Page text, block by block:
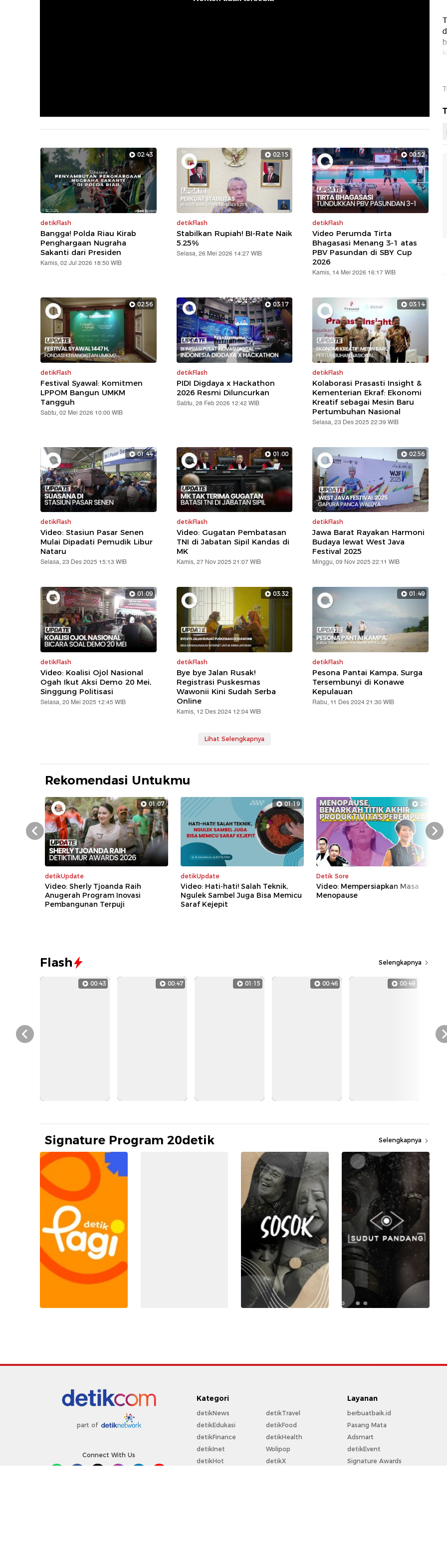
02:43
detikFlash
Bangga! Polda Riau Kirab
Penghargaan Nugraha
Sakanti dari Presiden
Kamis, 02 Jul 2026 18:50 WIB
02:15
detikFlash
Stabilkan Rupiah! BI-Rate Naik
5.25%
Selasa, 26 Mei 2026 14:27 WIB
00:52
detikFlash
Video Perumda Tirta
Bhagasasi Menang 3-1 atas
PBV Pasundan di SBY Cup
2026
Kamis, 14 Mei 2026 16:17 WIB
02:56
detikFlash
Festival Syawal: Komitmen
LPPOM Bangun UMKM
Tangguh
Sabtu, 02 Mei 2026 10:00 WIB
03:17
detikFlash
PIDI Digdaya x Hackathon
2026 Resmi Diluncurkan
Sabtu, 28 Feb 2026 12:42 WIB
03:14
detikFlash
Kolaborasi Prasasti Insight &
Kementerian Ekraf: Ekonomi
Kreatif sebagai Mesin Baru
Pertumbuhan Nasional
Selasa, 23 Des 2025 22:39 WIB
01:44
detikFlash
Video: Stasiun Pasar Senen
Mulai Dipadati Pemudik Libur
Nataru
Selasa, 23 Des 2025 15:13 WIB
01:00
detikFlash
Video: Gugatan Pembatasan
TNI di Jabatan Sipil Kandas di
MK
Kamis, 27 Nov 2025 21:07 WIB
02:56
detikFlash
Jawa Barat Rayakan Harmoni
Budaya lewat West Java
Festival 2025
Minggu, 09 Nov 2025 22:11 WIB
01:09
detikFlash
Video: Koalisi Ojol Nasional
Ogah Ikut Aksi Demo 20 Mei,
Singgung Politisasi
Selasa, 20 Mei 2025 12:45 WIB
03:32
detikFlash
Bye bye Jalan Rusak!
Registrasi Puskesmas
Wawonii Kini Sudah Serba
Online
Kamis, 12 Des 2024 12:04 WIB
01:49
detikFlash
Pesona Pantai Kampa, Surga
Tersembunyi di Konawe
Kepulauan
Rabu, 11 Des 2024 21:30 WIB
Lihat Selengkapnya
Rekomendasi Untukmu
01:07
detikUpdate
Video: Sherly Tjoanda Raih
Anugerah Program Inovasi
Pembangunan Terpuji
01:19
detikUpdate
Video: Hati-hati! Salah Teknik,
Ngulek Sambel Juga Bisa Memicu
Saraf Kejepit
24:01
Detik Sore
Video: Mempersiapkan Masa
Menopause
Prev Next
Flash Selengkapnya
00:43 00:47 01:15 00:46 00:49
Prev
Signature Program 20detik Selengkapnya
part of
Connect With Us
Kategori
detikNews
detikEdukasi
detikFinance
detikInet
detikHot
detikTravel
detikFood
detikHealth
Wolipop
detikX
Layanan
berbuatbaik.id
Pasang Mata
Adsmart
detikEvent
Signature Awards